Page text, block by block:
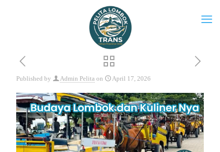
Published by Admin Pelita on April 17, 2026